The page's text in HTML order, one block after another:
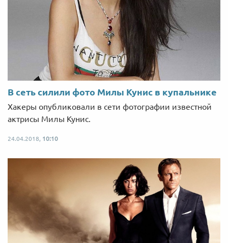
В сеть силили фото Милы Кунис в купальнике
Хакеры опубликовали в сети фотографии известной
актрисы Милы Кунис.
24.04.2018, 10:10